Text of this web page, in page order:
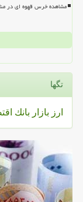
مشاهده خرس قهوه ای در
تگها
ارز بازار بانك